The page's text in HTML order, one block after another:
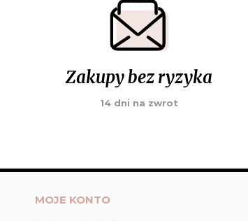
Zakupy bez ryzyka
14 dni na zwrot
MOJE KONTO